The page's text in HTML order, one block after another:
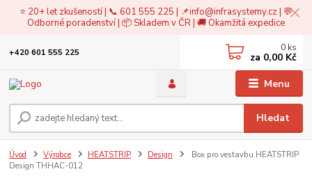
⭐ 20+ let zkušeností | 📞 601 555 225 | 📌info@infrasystemy.cz| 💬
Odborné poradenství | 📦 Skladem v ČR | 🚚 Okamžitá expedice
Menu
Hledat
+420 601 555 225 0 ks
za 0,00 Kč
Úvod Výrobce HEATSTRIP Design
Box pro vestavbu HEATSTRIP
Design THHAC-012